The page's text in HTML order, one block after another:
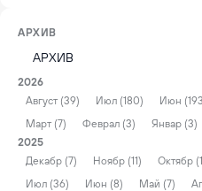
АРХИВ
2026
Август (39)
Июл (180) Июн
Март (7)
Феврал (3)
Январ (3)
2025
Декабр (7)
Ноябр (11) Октябр
Июл (36)
Июн (8) Май (7)